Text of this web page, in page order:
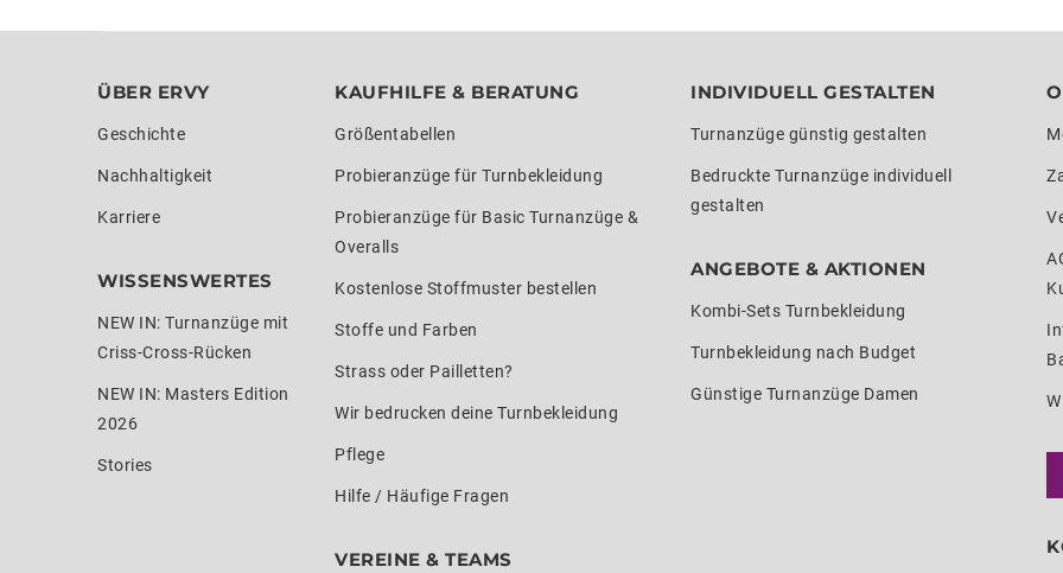
ÜBER ERVY
Geschichte
Nachhaltigkeit
Karriere
WISSENSWERTES
NEW IN: Turnanzüge mit
Criss-Cross-Rücken
NEW IN: Masters Edition
2026
Stories
KAUFHILFE & BERATUNG
Größentabellen
Probieranzüge für Turnbekleidung
Probieranzüge für Basic Turnanzüge &
Overalls
Kostenlose Stoffmuster bestellen
Stoffe und Farben
Strass oder Pailletten?
Wir bedrucken deine Turnbekleidung
Pflege
Hilfe / Häufige Fragen
VEREINE & TEAMS
INDIVIDUELL GESTALTEN
Turnanzüge günstig gestalten
Bedruckte Turnanzüge individuell
gestalten
ANGEBOTE & AKTIONEN
Kombi-Sets Turnbekleidung
Turnbekleidung nach Budget
Günstige Turnanzüge Damen